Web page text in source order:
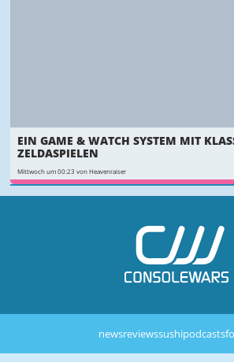
EIN GAME & WATCH SYSTEM MIT
ZELDASPIELEN
Mittwoch um 00:23 von Heavenraiser
newsreviewssushipodcasts